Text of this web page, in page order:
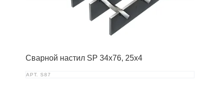
Сварной настил SP 34х76, 25х4
АРТ. S87